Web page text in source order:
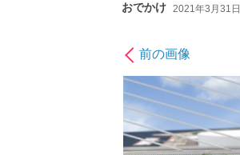
おでかけ 2021年3月31
前の画像